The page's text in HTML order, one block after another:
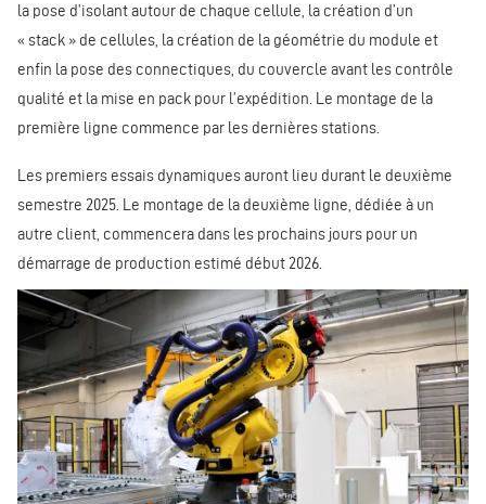
la pose d’isolant autour de chaque cellule, la création d’un
« stack » de cellules, la création de la géométrie du module et
enfin la pose des connectiques, du couvercle avant les contrôle
qualité et la mise en pack pour l’expédition. Le montage de la
première ligne commence par les dernières stations.
Les premiers essais dynamiques auront lieu durant le deuxième
semestre 2025. Le montage de la deuxième ligne, dédiée à un
autre client, commencera dans les prochains jours pour un
démarrage de production estimé début 2026.